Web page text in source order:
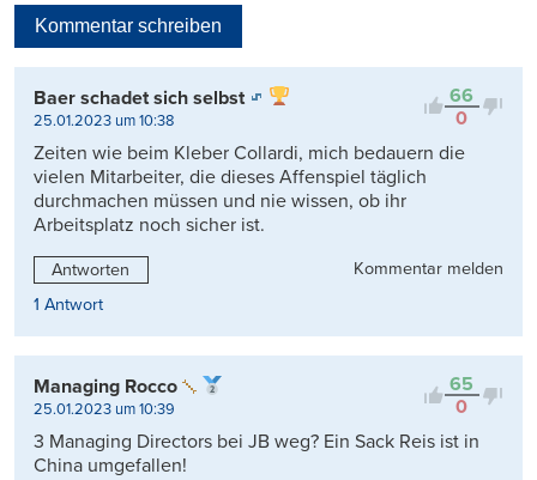
Kontrovers
Kommentar schreiben
66
0
Baer schadet sich selbst
25.01.2023 um 10:38
Zeiten wie beim Kleber Collardi, mich bedauern die
vielen Mitarbeiter, die dieses Affenspiel täglich
durchmachen müssen und nie wissen, ob ihr
Arbeitsplatz noch sicher ist.
Antworten
Kommentar melden
1 Antwort
65
0
Managing Rocco
25.01.2023 um 10:39
3 Managing Directors bei JB weg? Ein Sack Reis ist in
China umgefallen!